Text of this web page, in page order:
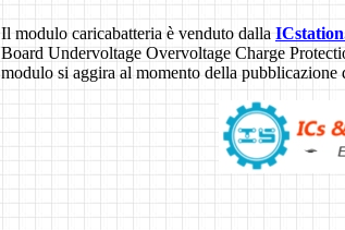
Il modulo caricabatteria è venduto dalla
Board Undervoltage Overvoltage Charge
modulo si aggira al momento della pubblicazione